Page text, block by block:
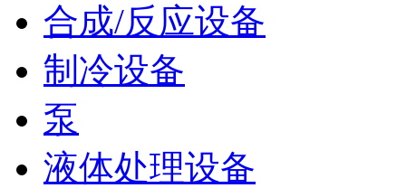
合成/反应设备
制冷设备
泵
液体处理设备